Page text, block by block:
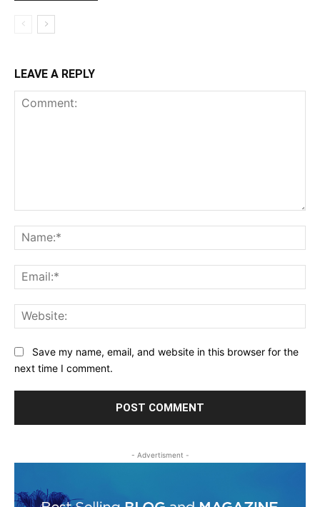
LEAVE A REPLY
Save my name, email, and website in this browser for the
next time I comment.
- Advertisment -